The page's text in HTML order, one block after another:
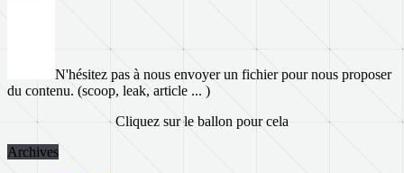
N'hésitez pas à nous envoyer un fichier pour nous proposer
du contenu. (scoop, leak, article ... )
Cliquez sur le ballon pour cela
Archives